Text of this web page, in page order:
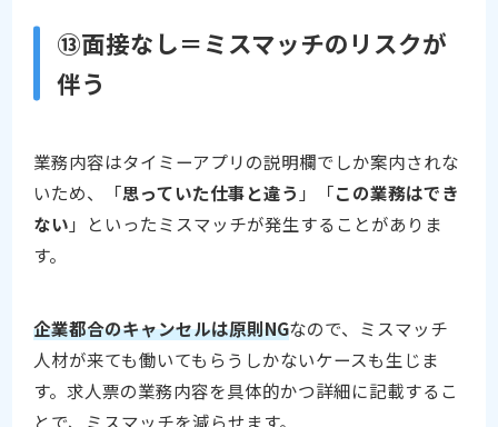
⑬面接なし＝ミスマッチのリスクが
伴う
業務内容はタイミーアプリの説明欄でしか案内されな
いため、「思っていた仕事と違う 」「この業務はでき
ない 」といったミスマッチが発生することがありま
す。
企業都合のキャンセルは原則NGなので、ミスマッチ
人材が来ても働いてもらうしかないケースも生じま
す。求人票の業務内容を具体的かつ詳細に記載するこ
とで、ミスマッチを減らせます。